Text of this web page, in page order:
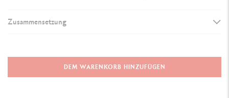
Zusammensetzung
Seitenanzahl: 264
Abbildungen: 107
DEM WARENKORB HINZUFÜGEN
Confirm your shipping country before placing an order.